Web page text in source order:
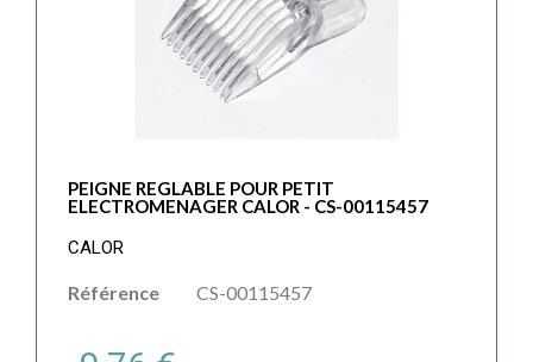
PEIGNE REGLABLE POUR PETIT
ELECTROMENAGER CALOR - CS-00115457
CALOR
Référence CS-00115457